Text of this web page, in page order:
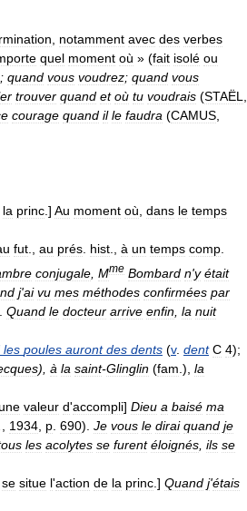
, notamment avec des verbes
quel moment où » (fait isolé ou
; quand vous voudrez; quand vous
trouver quand et où tu voudrais (STAËL,
courage quand il le faudra (CAMUS,
la princ.] Au moment où, dans le temps
fut., au prés. hist., à un temps comp.
conjugale Mme Bombard n'y était
j'ai vu mes méthodes confirmées par
Quand le docteur arrive enfin la nuit
les poules auront des dents (v. dent C 4);
), à la saint-Glinglin (fam .), la
valeur d'accompli] Dieu a baisé ma
1934 p 690). Je vous le dirai quand je
les acolytes se furent éloignés ils se
se situe l'action de la princ .] Quand j'étais